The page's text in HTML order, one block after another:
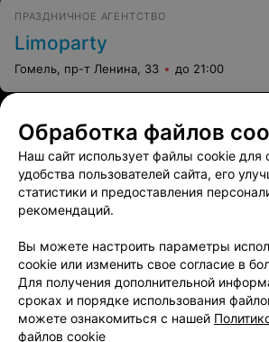
ПРАЗДНИЧНОЕ АГЕНТСТВО
Limoparty
Гомель, пр-т Ленина, 33 до 21:00
Обработка файлов
Наш сайт использует файлы cookie для
удобства пользователей сайта, его
статистики и предоставления
рекомендаций.
Вы можете настроить параметры
cookie или изменить свое согласие в
Для получения дополнительной
сроках и порядке использования
можете ознакомиться с нашей
файлов cookie